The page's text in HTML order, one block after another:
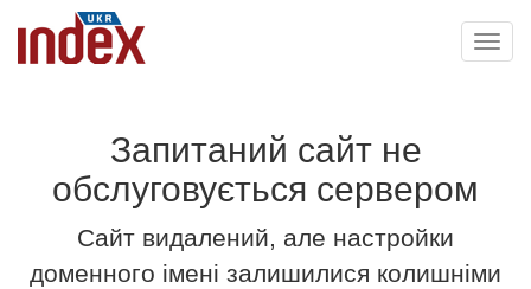
Запитаний сайт не
обслуговується сервером
Сайт видалений, але настройки
доменного імені залишилися колишніми